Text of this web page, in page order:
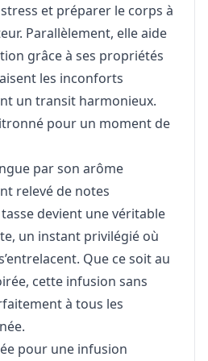
et préparer le corps à
Parallèlement, elle aide
grâce à ses propriétés
les inconforts
un transit harmonieux.
pour un moment de
par son arôme
relevé de notes
devient une véritable
un instant privilégié où
Que ce soit au
cette infusion sans
à tous les
pour une infusion